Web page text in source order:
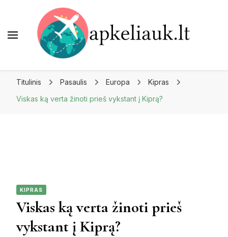
Titulinis Pasaulis Europa
Kipras
Viskas ką verta žinoti prieš vykstant į Kiprą?
KIPRAS
Viskas ką verta žinoti prieš
vykstant į Kiprą?